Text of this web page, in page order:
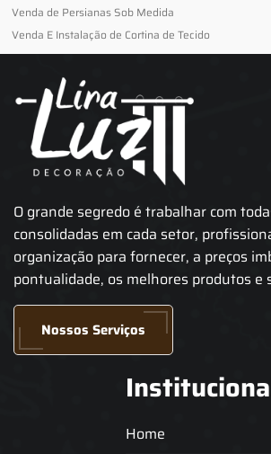
Venda de Persianas Sob Medida
Venda E Instalação de Cortina de Tecido
O grande segredo é trabalhar com
consolidadas em cada setor,
organização para fornecer, a preços
pontualidade, os melhores produtos e
Nossos Serviços
Home